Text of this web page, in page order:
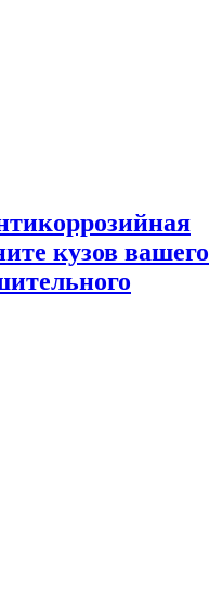
кузов вашего